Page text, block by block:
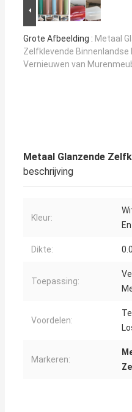
Grote Afbeelding : Metaal
Zelfklevende Binnenlandse
Vernieuwen van
Metaal Glanzende
beschrijving
Kleur:
Dikte:
Toepassing:
Voordelen:
Markeren: